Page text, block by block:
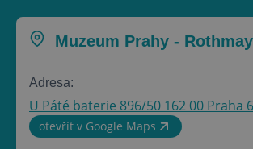
Muzeum Prahy -
Adresa:
U Páté baterie 896/50 162 00 Praha
otevřít v Google Maps